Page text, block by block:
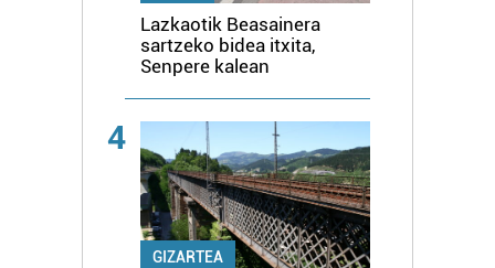
Lazkaotik Beasainera
sartzeko bidea itxita,
Senpere kalean
4
GIZARTEA